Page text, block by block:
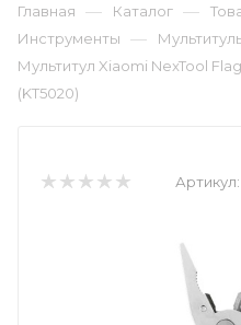
Главная — Каталог —
Инструменты —
Мультитул Xiaomi NexTool
(KT5020)
Артикул: